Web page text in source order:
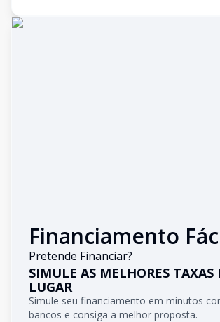
Financiamento
Pretende Financiar?
SIMULE AS MELHORES TAXAS
LUGAR
Simule seu financiamento em minutos
bancos e consiga a melhor proposta.